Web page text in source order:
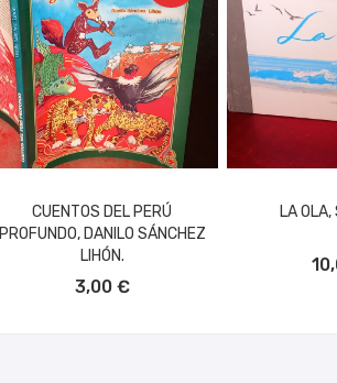
CUENTOS DEL PERÚ
PROFUNDO, DANILO SÁNCHEZ
LIHÓN.
3,00 €
LA OLA,